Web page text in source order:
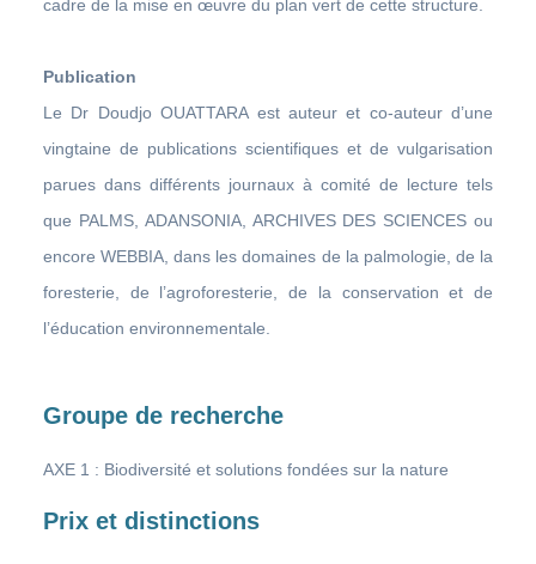
cadre de la mise en œuvre du plan vert de cette structure.
Publication
Le Dr Doudjo OUATTARA est auteur et co-auteur d’une
vingtaine de publications scientifiques et de vulgarisation
parues dans différents journaux à comité de lecture tels
que PALMS, ADANSONIA, ARCHIVES DES SCIENCES ou
encore WEBBIA, dans les domaines de la palmologie, de la
foresterie, de l’agroforesterie, de la conservation et de
l’éducation environnementale.
Groupe de recherche
AXE 1 : Biodiversité et solutions fondées sur la nature
Prix et distinctions